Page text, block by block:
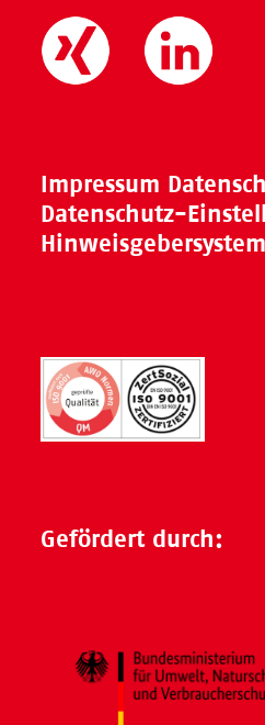
Impressum
Datenschutz-
Hinweisgebersystem
Gefördert durch: